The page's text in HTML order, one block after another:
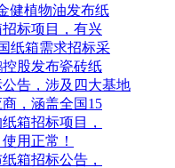
健植物油发布纸
标项目，有兴
纸箱需求招标采
股发布瓷砖纸
告，涉及四大基地
，涵盖全国15
箱招标项目，
用正常！
箱招标公告，